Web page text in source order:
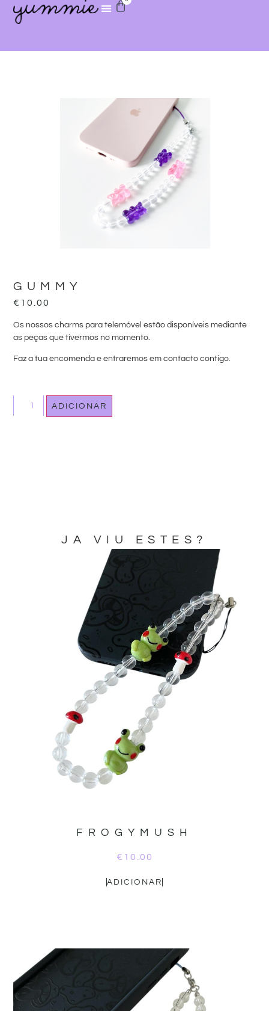
GUMMY
€ 10.00
Os nossos charms para telemóvel estão disponíveis mediante
as peças que tivermos no momento.
Faz a tua encomenda e entraremos em contacto contigo.
ADICIONAR
JA VIU ESTES?
FROGYMUSH
€ 10.00
ADICIONAR